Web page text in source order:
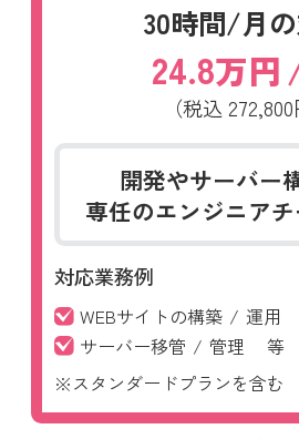
30時間/月
24.8万円
（税込 272,800
開発やサーバー
専任のエンジニア
対応業務例
WEBサイトの構築 / 運用
サーバー移管 / 管理
等
※スタンダードプランを含む